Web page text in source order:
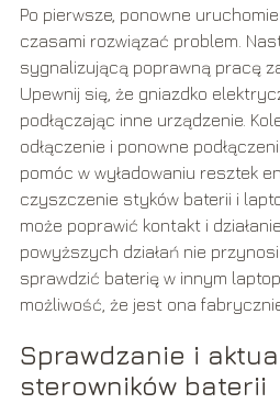
Po pierwsze, ponowne
czasami rozwiązać problem.
sygnalizującą poprawną pracę
Upewnij się, że gniazdko
podłączając inne urządzenie.
odłączenie i ponowne
pomóc w wyładowaniu resztek
czyszczenie styków baterii i
może poprawić kontakt i
powyższych działań nie
sprawdzić baterię w innym
możliwość, że jest ona
Sprawdzanie i
sterowników baterii